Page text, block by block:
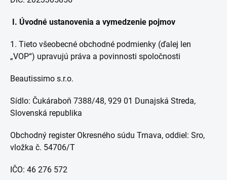
I. Úvodné ustanovenia a vymedzenie pojmov
1. Tieto všeobecné obchodné podmienky (ďalej len
„VOP“) upravujú práva a povinnosti spoločnosti
Beautissimo s.r.o.
Sídlo: Čukáraboň 7388/48, 929 01 Dunajská Streda,
Slovenská republika
Obchodný register Okresného súdu Trnava, oddiel: Sro,
vložka č. 54706/T
IČO: 46 276 572